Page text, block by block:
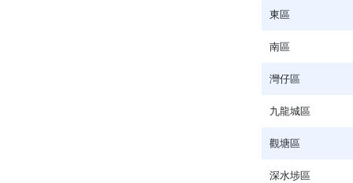
東區
南區
灣仔區
九龍城區
觀塘區
深水埗區